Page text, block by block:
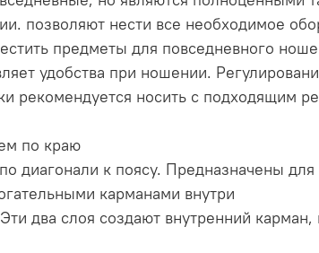
позволяют нести все необходимое
предметы для повседневного
удобства при ношении.
рекомендуется носить с подходящим
по краю
диагонали к поясу. Предназначены
карманами внутри
два слоя создают внутренний